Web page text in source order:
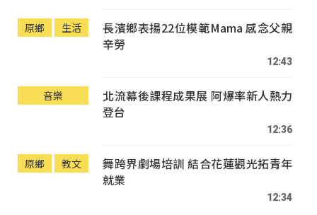
原鄉 生活
長濱鄉表揚22位模範Mama 感念父親
辛勞
12:43
音樂
北流幕後課程成果展 阿爆率新人熱力
登台
12:36
原鄉 教文
舞跨界劇場培訓 結合花蓮觀光拓青年
就業
12:34